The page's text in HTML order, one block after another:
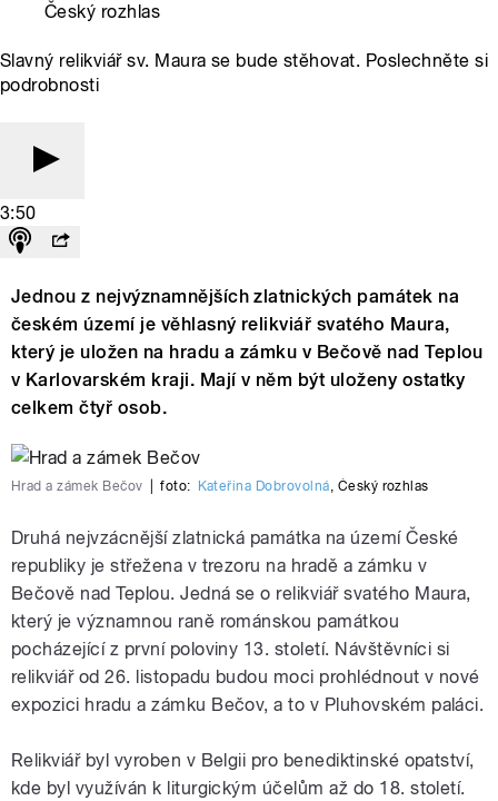
Český rozhlas
Slavný relikviář sv. Maura se bude stěhovat. Poslechněte si
podrobnosti
3:50
Jednou z nejvýznamnějších zlatnických památek na
českém území je věhlasný relikviář svatého Maura,
který je uložen na hradu a zámku v Bečově nad Teplou
v Karlovarském kraji. Mají v něm být uloženy ostatky
celkem čtyř osob.
Hrad a zámek Bečov foto: Kateřina Dobrovolná, Český rozhlas
Druhá nejvzácnější zlatnická památka na území České
republiky je střežena v trezoru na hradě a zámku v
Bečově nad Teplou. Jedná se o relikviář svatého Maura,
který je významnou raně románskou památkou
pocházející z první poloviny 13. století. Návštěvníci si
relikviář od 26. listopadu budou moci prohlédnout v nové
expozici hradu a zámku Bečov, a to v Pluhovském paláci.
Relikviář byl vyroben v Belgii pro benediktinské opatství,
kde byl využíván k liturgickým účelům až do 18. století.